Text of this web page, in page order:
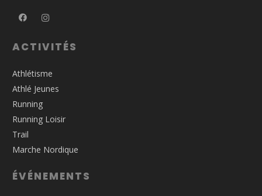
ACTIVITÉS
Athlétisme
Athlé Jeunes
Running
Running Loisir
Trail
Marche Nordique
ÉVÉNEMENTS